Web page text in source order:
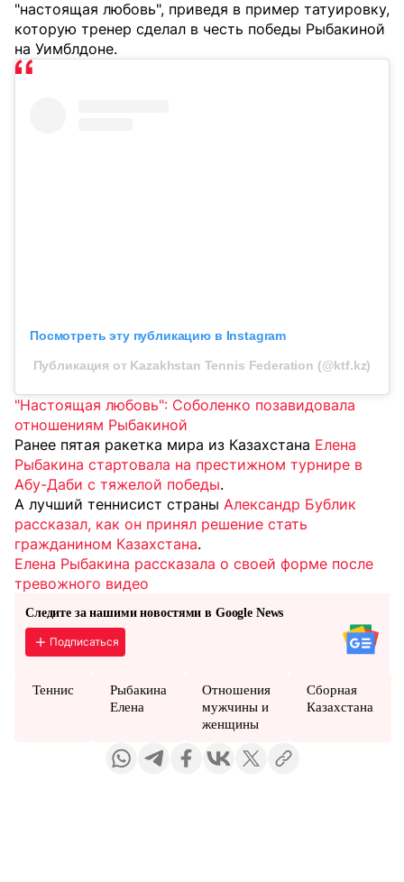
"настоящая любовь", приведя в пример татуировку,
которую тренер сделал в честь победы Рыбакиной
на Уимблдоне.
Посмотреть эту публикацию в Instagram
Публикация от Kazakhstan Tennis Federation (@ktf.kz)
"Настоящая любовь": Соболенко позавидовала
отношениям Рыбакиной
Ранее пятая ракетка мира из Казахстана Елена
Рыбакина стартовала на престижном турнире в
Абу-Даби с тяжелой победы.
А лучший теннисист страны Александр Бублик
рассказал, как он принял решение стать
гражданином Казахстана.
Елена Рыбакина рассказала о своей форме после
тревожного видео
Следите за нашими новостями в Google News
Подписаться
Теннис
Рыбакина
Елена
Отношения
мужчины и
женщины
Сборная
Казахстана